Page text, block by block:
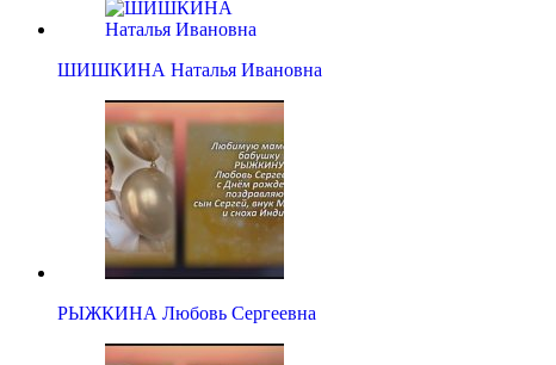
ШИШКИНА Наталья Ивановна
РЫЖКИНА Любовь Сергеевна